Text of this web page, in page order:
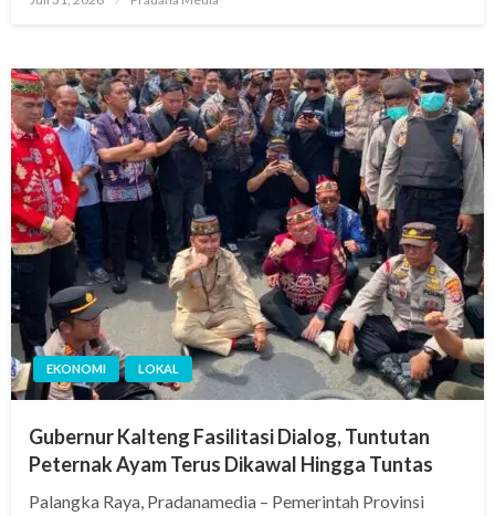
EKONOMI LOKAL
Gubernur Kalteng Fasilitasi Dialog, Tuntutan
Peternak Ayam Terus Dikawal Hingga Tuntas
Palangka Raya, Pradanamedia – Pemerintah Provinsi